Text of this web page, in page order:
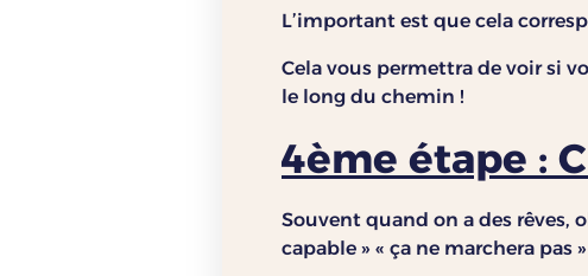
L’important est que cela
Cela vous permettra de voir si
le long du chemin !
4ème étape :
Souvent quand on a des rêves,
capable » « ça ne marchera pas »